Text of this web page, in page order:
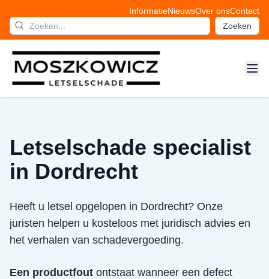
InformatieNieuwsOver onsContact
Zoeken
Letselschade specialist
in Dordrecht
Heeft u letsel opgelopen in Dordrecht? Onze
juristen helpen u kosteloos met juridisch advies en
het verhalen van schadevergoeding.
Een productfout ontstaat wanneer een defect